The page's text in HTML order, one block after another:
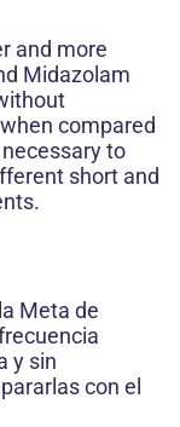
and more
Midazolam
compared
to
short and
Meta de
y sin
con el